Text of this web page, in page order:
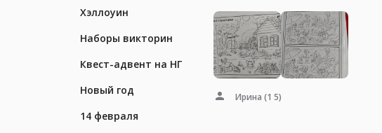
Хэллоуин
Наборы викторин
Квест-адвент на НГ
Новый год
14 февраля
Ирина (1 5)